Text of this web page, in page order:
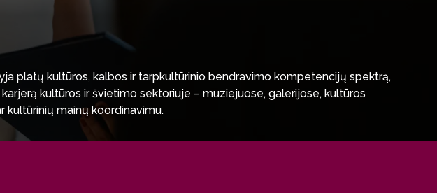
platų kultūros, kalbos ir tarpkultūrinio bendravimo kompetencijų spektrą,
kultūros ir švietimo sektoriuje – muziejuose, galerijose, kultūros
kultūrinių mainų koordinavimu.
konsultantai, prisidedant prie tarptautinių projektų ir organizacijų
dirbti verslo, žiniasklaidos ir kūrybinių industrijų srityse – tarptautinėse